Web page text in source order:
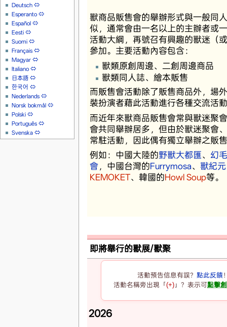
獸商品販售會的舉辦形式與一般同
似，通常會由一名以上的主辦者或
活動大綱，再號召有興趣的獸迷（
參加。主要活動內容包含：
獸類原創周邊、二創周邊商品
獸類同人誌、繪本販售
而販售會活動除了販售商品外，場
裝扮演者藉此活動進行各種交流活
而近年來獸商品販售會常與獸迷聚
會共同舉辦居多，但由於獸迷聚會
常駐活動，因此偶有獨立舉辦之販
例如：中國大陸的野獸大都匯、 幻
會，中國台灣的Furrymosa、 獸紀元
KEMOKET、韓國的Howl Soup等。
即將舉行的獸展/獸聚
活動預告信息有誤？點此反饋
活動名稱旁出現「(+) 」？表示可點擊
2026
Deutsch ⇔
Esperanto ⇔
Español ⇔
Eesti ⇔
Suomi ⇔
Français ⇔
Magyar ⇔
Italiano ⇔
日本語 ⇔
한국어 ⇔
Nederlands ⇔
Norsk bokmål ⇔
Polski ⇔
Português ⇔
Svenska ⇔